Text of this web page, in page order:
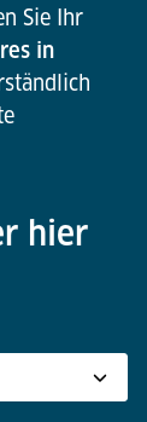
Sie Ihr
in
hier